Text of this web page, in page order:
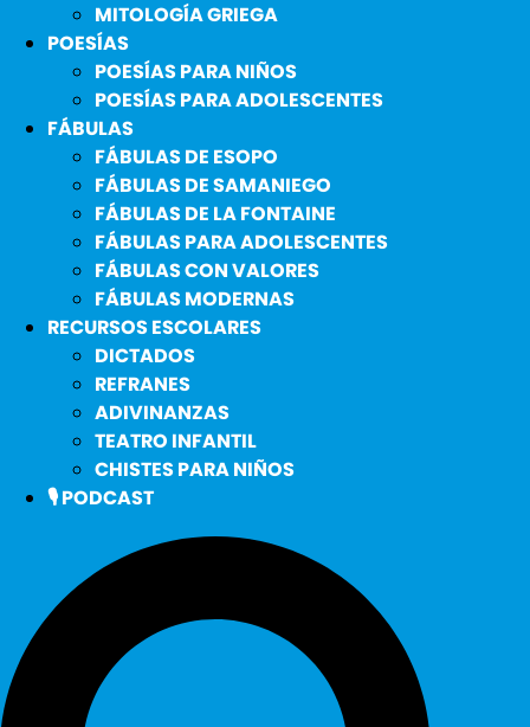
MITOLOGÍA GRIEGA
POESÍAS
POESÍAS PARA NIÑOS
POESÍAS PARA ADOLESCENTES
FÁBULAS
FÁBULAS DE ESOPO
FÁBULAS DE SAMANIEGO
FÁBULAS DE LA FONTAINE
FÁBULAS PARA ADOLESCENTES
FÁBULAS CON VALORES
FÁBULAS MODERNAS
RECURSOS ESCOLARES
DICTADOS
REFRANES
ADIVINANZAS
TEATRO INFANTIL
CHISTES PARA NIÑOS
🎙️ PODCAST